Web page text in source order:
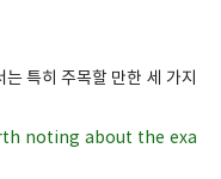
특히 주목할 만한 세 가지
noting about the exa